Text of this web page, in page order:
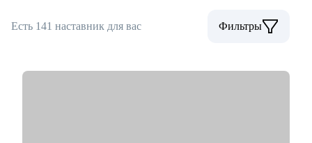
Есть 141 наставник для вас Фильтры